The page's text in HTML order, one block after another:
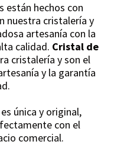
están hechos con
nuestra cristalería y
artesanía con la
calidad. Cristal de
cristalería y son el
y la garantía
única y original,
con el
comercial.